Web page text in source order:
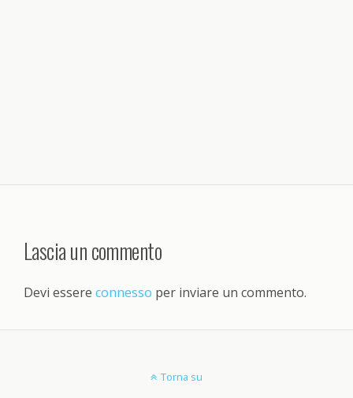
Lascia un commento
Devi essere connesso per inviare un commento.
Torna su